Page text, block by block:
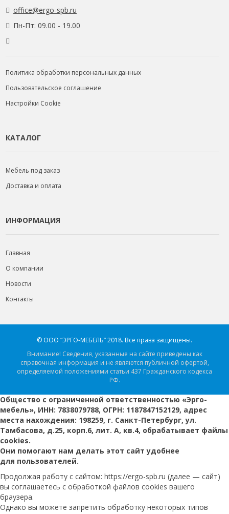
office@ergo-spb.ru
Пн-Пт: 09.00 - 19.00
Политика обработки персональных данных
Пользовательское соглашение
Настройки Cookie
КАТАЛОГ
Мебель под заказ
Доставка и оплата
ИНФОРМАЦИЯ
Главная
О компании
Новости
Контакты
© ООО “ЭРГО-МЕБЕЛЬ” 2018. Все права защищены.
Внимание! Сведения, указанные на сайте приведены как
справочная информация и не являются публичной офертой,
определяемой положениями статьи 437 Гражданского кодекса
РФ.
Общество с ограниченной ответственностью «Эрго-
мебель», ИНН: 7838079788, ОГРН: 1187847152129, адрес
места нахождения: 198259, г. Санкт-Петербург, ул.
Тамбасова, д.25, корп.6, лит. А, кв.4, обрабатывает файлы
cookies.
Они помогают нам делать этот сайт удобнее
для пользователей.
Продолжая работу с сайтом: https://ergo-spb.ru (далее — сайт)
вы соглашаетесь с обработкой файлов cookies вашего
браузера.
Однако вы можете запретить обработку некоторых типов